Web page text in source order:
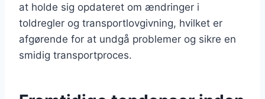
at holde sig opdateret om ændringer i
toldregler og transportlovgivning, hvilket er
afgørende for at undgå problemer og sikre en
smidig transportproces.